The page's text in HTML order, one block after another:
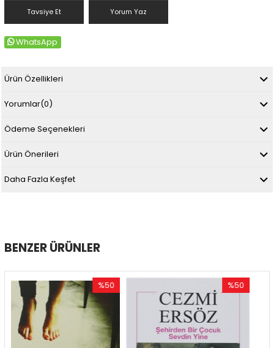
Tavsiye Et Yorum Yaz
WhatsApp
Ürün Özellikleri
Yorumlar(0)
Ödeme Seçenekleri
Ürün Önerileri
Daha Fazla Keşfet
BENZER ÜRÜNLER
%50
İndirim
%50İndirim
İndirim
%50İndirim